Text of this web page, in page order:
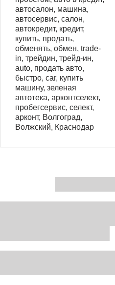
автосалон, машина,
автосервис, салон,
автокредит, кредит,
купить, продать,
обменять, обмен, trade-
in, трейдин, трейд-ин,
auto, продать авто,
быстро, car, купить
машину, зеленая
автотека, арконтселект,
пробегсервис, селект,
арконт, Волгоград,
Волжский, Краснодар